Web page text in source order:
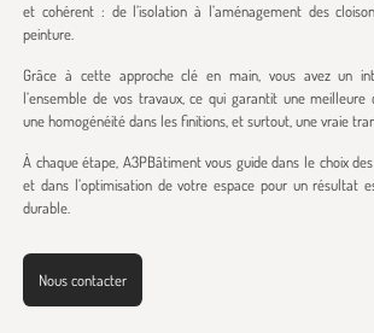
et cohérent : de l’isolation à l’aménagement des
peinture.
Grâce à cette approche clé en main, vous avez un
l’ensemble de vos travaux, ce qui garantit une meilleure
une homogénéité dans les finitions, et surtout, une vraie
À chaque étape, A3PBâtiment vous guide dans le choix
et dans l’optimisation de votre espace pour un résultat
durable.
Nous contacter